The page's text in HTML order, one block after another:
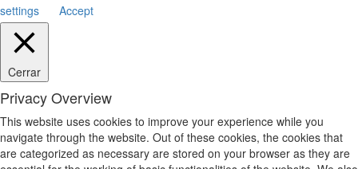
settings
Accept
Cerrar
Privacy Overview
This website uses cookies to improve your experience while you
navigate through the website. Out of these cookies, the cookies that
are categorized as necessary are stored on your browser as they are